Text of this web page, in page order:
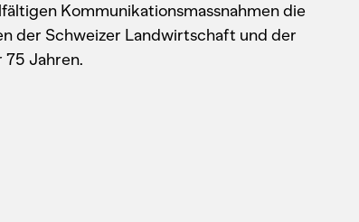
Kommunikationsmassnahmen die
der Schweizer Landwirtschaft und der
Jahren.